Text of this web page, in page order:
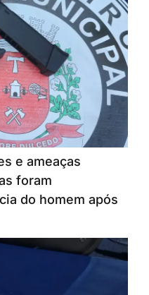
e ameaças
foram
do homem após